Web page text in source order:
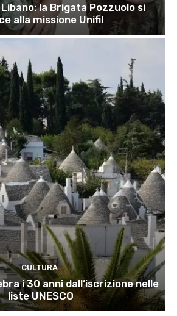
la Brigata Pozzuolo si
alla missione Unifil
CULTURA
i 30 anni dall’iscrizione nelle
liste UNESCO